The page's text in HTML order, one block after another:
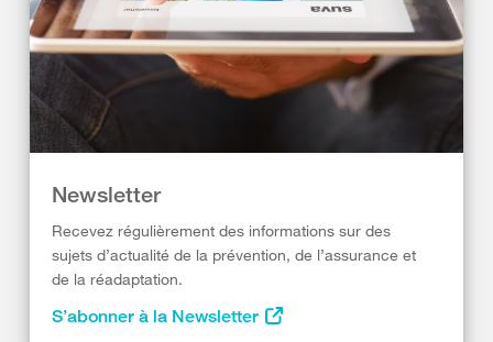
Newsletter
Recevez régulièrement des informations sur des
sujets d’actualité de la prévention, de l’assurance et
de la réadaptation.
S’abonner à la Newsletter